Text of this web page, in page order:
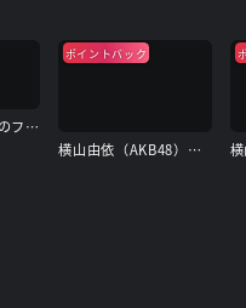
【独占】EBiDANのフォトリップ
ポイントバック
横山由依（AKB48）がはんなり巡る 京都 いろどり日記